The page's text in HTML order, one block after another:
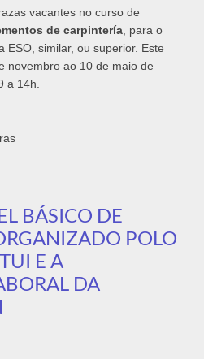
vacantes no curso de
de carpintería , para o
ESO, similar, ou superior. Este
novembro ao 10 de maio de
a 14h.
vacantes nos cursos de
BÁSICO DE
POLO
E A
DA